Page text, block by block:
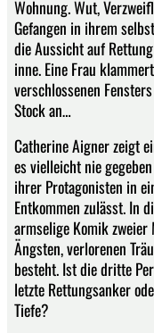
Wohnung. Wut,
Gefangen in ihrem
die Aussicht auf
inne. Eine Frau
verschlossenen
Stock an…
Catherine Aigner zeigt
es vielleicht nie
ihrer Protagonisten in
Entkommen zulässt. In
armselige Komik zweier
Ängsten, verlorenen
besteht. Ist die dritte
letzte Rettungsanker
Tiefe?